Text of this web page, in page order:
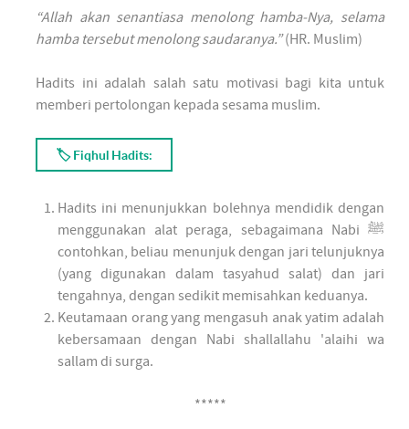
“Allah akan senantiasa menolong hamba-Nya, selama
hamba tersebut menolong saudaranya.”(HR. Muslim)
Hadits ini adalah salah satu motivasi bagi kita untuk
memberi pertolongan kepada sesama muslim.
🏷 Fiqhul Hadits:
Hadits ini menunjukkan bolehnya mendidik dengan
menggunakan alat peraga, sebagaimana Nabi ﷺ
contohkan, beliau menunjuk dengan jari telunjuknya
(yang digunakan dalam tasyahud salat) dan jari
tengahnya, dengan sedikit memisahkan keduanya.
Keutamaan orang yang mengasuh anak yatim adalah
kebersamaan dengan Nabi shallallahu 'alaihi wa
sallam di surga.
*****